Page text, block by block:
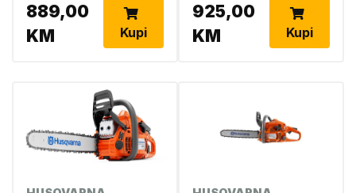
889,00
KM
Kupi
925,00
KM
Kupi